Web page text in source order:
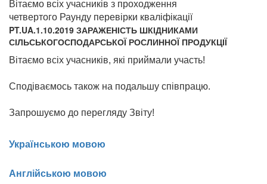
Вітаємо всіх учасників з проходження
четвертого Раунду перевірки кваліфікації
PT.UA.1.10.2019 ЗАРАЖЕНІСТЬ ШКІДНИКАМИ
СІЛЬСЬКОГОСПОДАРСЬКОЇ РОСЛИННОЇ ПРОДУКЦІЇ
Вітаємо всіх учасників, які приймали участь!
Сподіваємось також на подальшу співпрацю.
Запрошуємо до перегляду Звіту!
Українською мовою
Англійською мовою